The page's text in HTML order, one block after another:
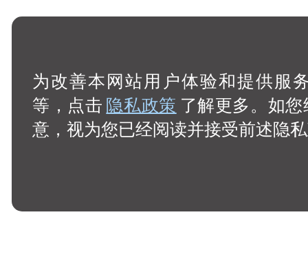
为改善本网站用户体验和提供服
等，点击隐私政策 了解更多。如
意，视为您已经阅读并接受前述隐